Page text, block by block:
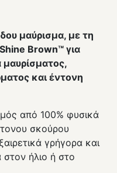
μαύρισμα, με τη
Brown™️ για
και έντονη
από 100% φυσικά
σκούρου
γρήγορα και
ήλιο ή στο